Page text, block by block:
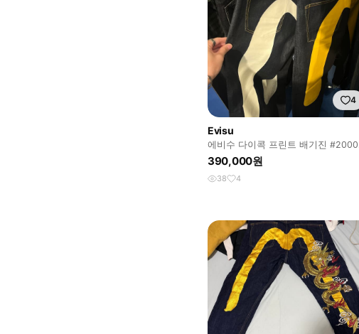
4
Evisu
에비수 다이콕 프린트 배기진 #2000
33X34
390,000원
38 4